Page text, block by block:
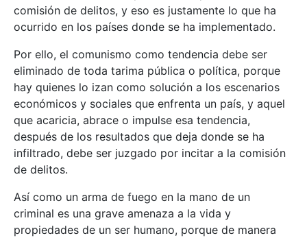
comisión de delitos, y eso es justamente lo que ha
ocurrido en los países donde se ha implementado.
Por ello, el comunismo como tendencia debe ser
eliminado de toda tarima pública o política, porque
hay quienes lo izan como solución a los escenarios
económicos y sociales que enfrenta un país, y aquel
que acaricia, abrace o impulse esa tendencia,
después de los resultados que deja donde se ha
infiltrado, debe ser juzgado por incitar a la comisión
de delitos.
Así como un arma de fuego en la mano de un
criminal es una grave amenaza a la vida y
propiedades de un ser humano, porque de manera